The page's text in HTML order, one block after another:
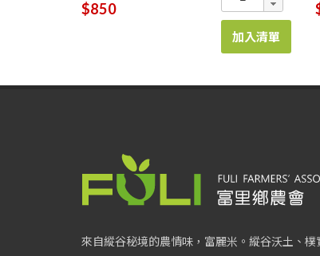
$850
加入清單
來自縱谷秘境的農情味，富麗米。縱谷沃土、樸